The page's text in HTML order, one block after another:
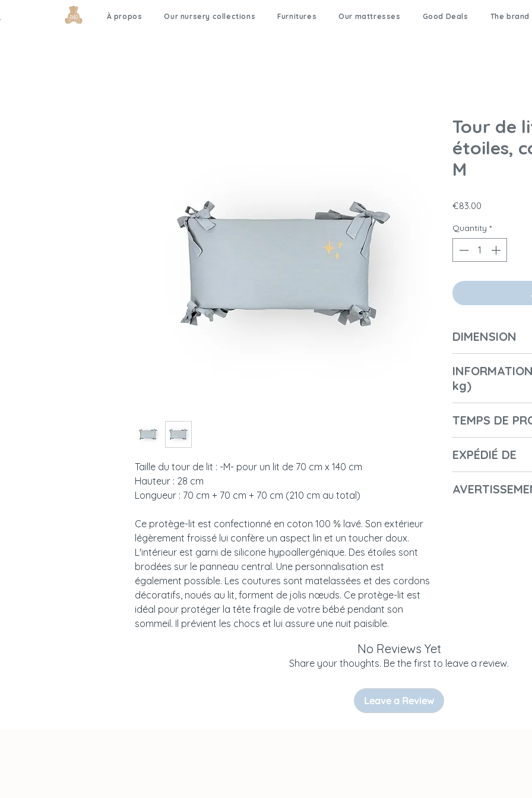
À propos Our nursery collections Furnitures Our mattresses Good Deals The brand
Taille du tour de lit : -M- pour un lit de 70 cm x 140 cm
Hauteur : 28 cm
Longueur : 70 cm + 70 cm + 70 cm (210 cm au total)
Ce protège-lit est confectionné en coton 100 % lavé. Son extérieur
légèrement froissé lui confère un aspect lin et un toucher doux.
L'intérieur est garni de silicone hypoallergénique. Des étoiles sont
brodées sur le panneau central. Une personnalisation est
également possible. Les coutures sont matelassées et des cordons
décoratifs, noués au lit, forment de jolis nœuds. Ce protège-lit est
idéal pour protéger la tête fragile de votre bébé pendant son
sommeil. Il prévient les chocs et lui assure une nuit paisible.
Tour de
étoiles,
M
€83.00
Quantity *
DIMENSION
Largeur (cm) /
Hauteur (cm) : 30
Diamètre (cm) :
Poids (kg) : 0,3
kg)
1st Box Lenght: 30
1st Box Height: 10
1st Box Width: 70
TEMPS DE
EXPÉDIÉ DE
No Reviews Yet
Share your thoughts. Be the first to leave a review.
Leave a Review